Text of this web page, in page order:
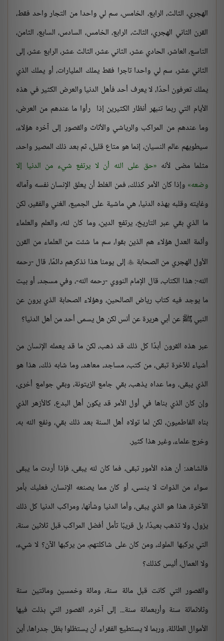
الهجري، الثالث، الرابع، الخامس، سم لي واحدا من التجار واحد فقط،
القرن الثاني الهجري، الثالث، الرابع، الخامس، السادس، السابع، الثامن،
التاسع، العاشر، الحادي عشر، الثاني عشر، الثالث عشر، الرابع عشر، إلى
الثاني عشر، سم لي واحدا تاجرا فقط يملك المليارات، أو يملك الذي
يملك تعرفون أحدًا، لا يعرف أحد فأهل الدنيا والعرض الكثير في هذه
الأيام التي ربما تنبهر أنظار الكثيرين إذا رأوا ما عندهم من العرض،
وما عندهم من المراكب والرياشي والأثاث والقصور إلى آخره هؤلاء،
سيطويهم عالم النسيان، إنما هو متاع قليل، ثم بعد ذلك المصير واحد،
مثلما مضى لأنه
حق على الله أن لا يرتفع شيء من الدنيا إلا
وضعه وإذا كان الأمر كذلك، فمن الغلط أن يعلق الإنسان نفسه وآماله
وغايته وقلبه بهذه الدنيا، هي ماشية على الجميع، الغني والفقير، لكن
ما الذي بقي عبر التاريخ، يرتفع الدين، وما كان لله، والعلم والعلماء
وأئمة العدل هؤلاء هم الذين بقوا، سم ما شئت من العلماء من القرن
الأول الهجري من الصحابة إلى يومنا هذا نذكرهم دائمًا، قال -رحمه
الله-: هذا الكتاب، قال الإمام النووي -رحمه الله-، وفي مسجد، أو بيت
ما يوجد فيه كتاب رياض الصالحين، وهؤلاء الصحابة الذي يرون عن
النبي ﷺ عن أبي هريرة عن أنس لكن هل يسمى أحد من أهل الدنيا؟
عبر هذه القرون أبدًا كل ذلك قد ذهب، لكن ما قد يعمله الإنسان من
أشياء للآخرة تبقى، من كتب، مساجد، معاهد، وما شابه ذلك، هذا هو
الذي يبقى، وما عداه يذهب، بقي جامع الزيتونة، وبقي جوامع أخرى،
وإن كان الذي بناها في أول الأمر قد يكون أهل البدع، كالأزهر الذي
بناه الفاطميون، لكن لما تولاه أهل السنة بعد ذلك بقي، ونفع الله به،
وخرج علماء، وغير هذا كثير.
فالشاهد: أن هذه الأمور تبقى، فما كان لله يبقى، فإذا أردت ما يبقى
سواء من الذوات لا ينسى، أو كان مما يصنعه الإنسان، فعليك بأمر
الآخرة، هذا هو الذي يبقى، وأما الدنيا وشأنها، ومراكب الدنيا كل ذلك
يزول، ولا تذهب بعيدًا، بل قريبًا تأمل أفضل المراكب قبل ثلاثين سنة،
التي يركبها الملوك، ومن كان على شاكلتهم، من يركبها الآن؟ لا شيء،
ولا العمال، أليس كذلك؟
والقصور التي كانت قبل مائة سنة، ومائة وخمسين ومائتين سنة
وثلاثمائة سنة وأربعمائة سنة... إلى آخره، القصور التي بذلت فيها
الأموال الطائلة، وربما لا يستطيع الفقراء أن يستظلوا بظل جدراها، أين